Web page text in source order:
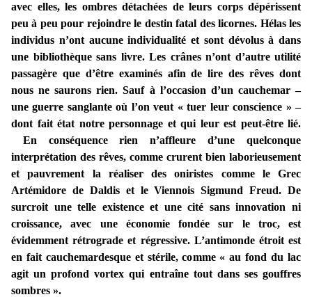
avec elles, les ombres détachées de leurs corps dépérissent
peu à peu pour rejoindre le destin fatal des licornes. Hélas les
individus n’ont aucune individualité et sont dévolus à dans
une bibliothèque sans livre. Les crânes n’ont d’autre utilité
passagère que d’être examinés afin de lire des rêves dont
nous ne saurons rien. Sauf à l’occasion d’un cauchemar –
une guerre sanglante où l’on veut « tuer leur conscience » –
dont fait état notre personnage et qui leur est peut-être lié.
En conséquence rien n’affleure d’une quelconque
interprétation des rêves, comme crurent bien laborieusement
et pauvrement la réaliser des oniristes comme le Grec
Artémidore de Daldis et le Viennois Sigmund Freud. De
surcroit une telle existence et une cité sans innovation ni
croissance, avec une économie fondée sur le troc, est
évidemment rétrograde et régressive. L’antimonde étroit est
en fait cauchemardesque et stérile, comme « au fond du lac
agit un profond vortex qui entraîne tout dans ses gouffres
sombres ».